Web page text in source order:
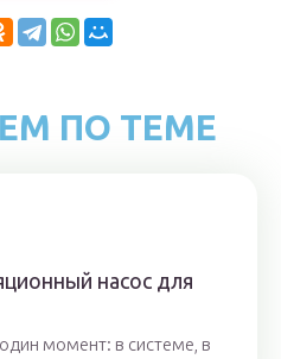
ПО ТЕМЕ
насос для
момент: в системе, в